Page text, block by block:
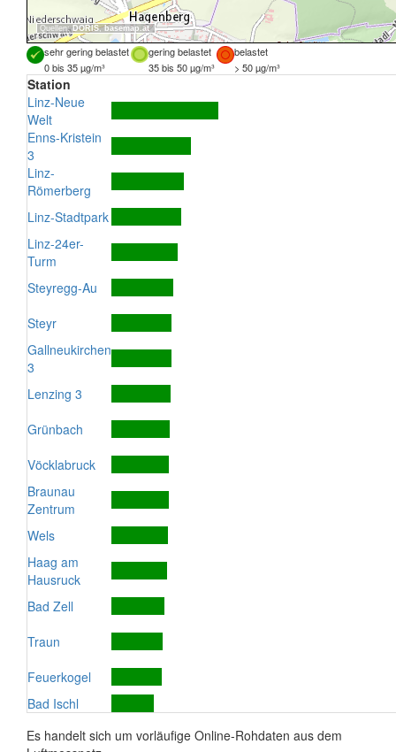
Quellen: DORIS,basemap.at
sehr gering belastet gering belastet
belastet
0 bis 35 µg/m³
35 bis 50 µg/m³ > 50 µg/m³
Station
Linz-Neue
Welt
Enns-Kristein
3
Linz-
Römerberg
Linz-Stadtpark
Linz-24er-
Turm
Steyregg-Au
Steyr
Gallneukirchen
3
Lenzing 3
Grünbach
Vöcklabruck
Braunau
Zentrum
Wels
Haag am
Hausruck
Bad Zell
Traun
Feuerkogel
Bad Ischl
Es handelt sich um vorläufige Online-Rohdaten aus dem